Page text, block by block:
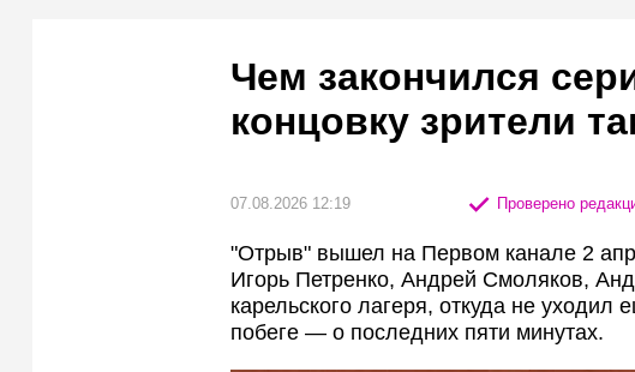
Чем закончился
концовку зрители
07.08.2026 12:19 Проверено
"Отрыв" вышел на Первом канале 2
Игорь Петренко, Андрей Смоляков,
карельского лагеря, откуда не
побеге — о последних пяти минутах.